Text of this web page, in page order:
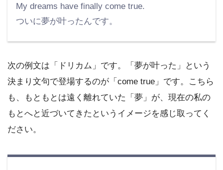
My dreams have finally come true.
ついに夢が叶ったんです。
次の例文は「ドリカム」です。「夢が叶った」という
決まり文句で登場するのが「come true」です。こちら
も、もともとは遠く離れていた「夢」が、現在の私の
もとへと近づいてきたというイメージを感じ取ってく
ださい。